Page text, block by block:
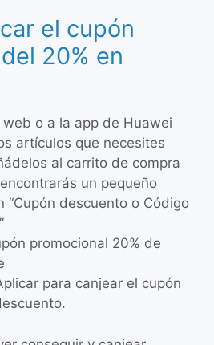
el cupón
20% en
web o a la app de Huawei
artículos que necesites
al carrito de compra
un pequeño
“Cupón descuento o Código
promocional 20% de
para canjear el cupón